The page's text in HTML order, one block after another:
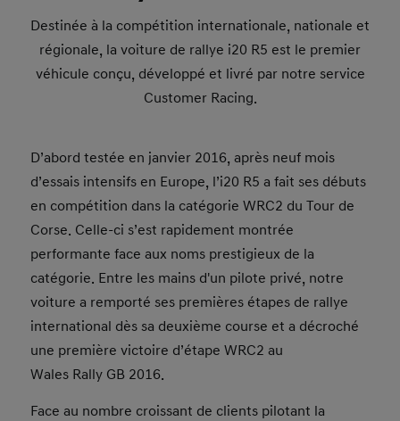
Destinée à la compétition internationale, nationale et
régionale, la voiture de rallye i20 R5 est le premier
véhicule conçu, développé et livré par notre service
Customer Racing.
D’abord testée en janvier 2016, après neuf mois
d’essais intensifs en Europe, l’i20 R5 a fait ses débuts
en compétition dans la catégorie WRC2 du Tour de
Corse. Celle-ci s’est rapidement montrée
performante face aux noms prestigieux de la
catégorie. Entre les mains d'un pilote privé, notre
voiture a remporté ses premières étapes de rallye
international dès sa deuxième course et a décroché
une première victoire d’étape WRC2 au
Wales Rally GB 2016.
Face au nombre croissant de clients pilotant la